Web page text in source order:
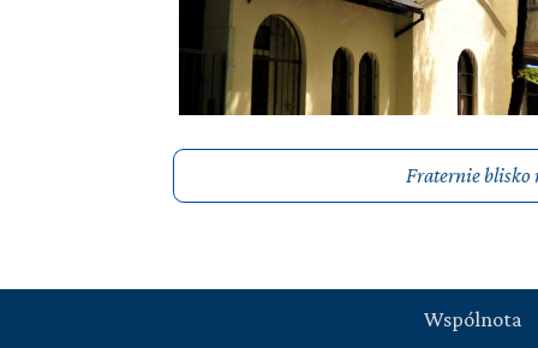
Fraternie blisko
Wspólnota